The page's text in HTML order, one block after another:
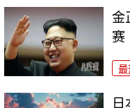
金
赛
最